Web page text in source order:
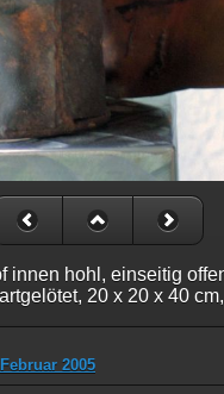
innen hohl, einseitig
20 x 20 x 40
2005